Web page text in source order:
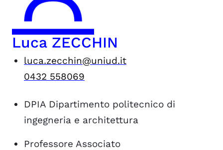
Luca ZECCHIN
luca.zecchin@uniud.it
0432 558069
DPIA Dipartimento politecnico di
ingegneria e architettura
Professore Associato